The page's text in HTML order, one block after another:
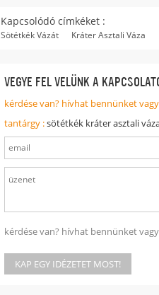
Kapcsolódó címkéket :
Sötétkék Vázát Kráter Asztali Váza
VEGYE FEL VELÜNK A
kérdése van? hívhat bennünket
tantárgy :sötétkék kráter asztali
kérdése van? hívhat bennünket
KAP EGY IDÉZETET MOST!